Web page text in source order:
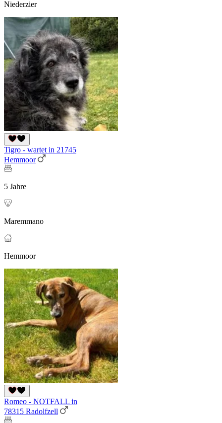
Niederzier
Tigro - wartet in 21745
Hemmoor
5 Jahre
Maremmano
Hemmoor
Romeo - NOTFALL in
78315 Radolfzell